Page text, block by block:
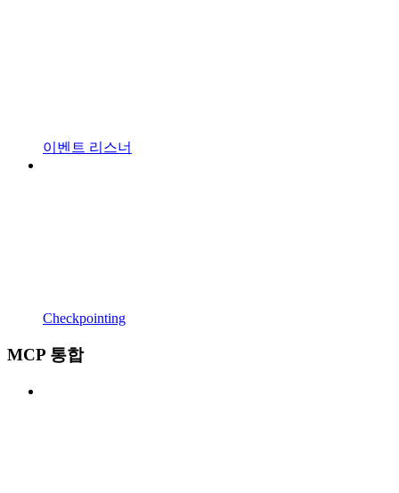
이벤트 리스너
Checkpointing
MCP 통합